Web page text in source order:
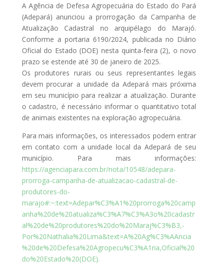
A Agência de Defesa Agropecuária do Estado do Pará
(Adepará) anunciou a prorrogação da Campanha de
Atualização Cadastral no arquipélago do Marajó.
Conforme a portaria 6190/2024, publicada no Diário
Oficial do Estado (DOE) nesta quinta-feira (2), o novo
prazo se estende até 30 de janeiro de 2025.
Os produtores rurais ou seus representantes legais
devem procurar a unidade da Adepará mais próxima
em seu município para realizar a atualização. Durante
o cadastro, é necessário informar o quantitativo total
de animais existentes na exploração agropecuária.
Para mais informações, os interessados podem entrar
em contato com a unidade local da Adepará de seu
município. Para mais informações:
https://agenciapara.com.br/nota/10548/adepara-
prorroga-campanha-de-atualizacao-cadastral-de-
produtores-do-
marajo#:~:text=Adepar%C3%A1%20prorroga%20camp
anha%20de%20atualiza%C3%A7%C3%A3o%20cadastr
al%20de%20produtores%20do%20Maraj%C3%B3,-
Por%20Nathalia%20Lima&text=A%20Ag%C3%AAncia
%20de%20Defesa%20Agropecu%C3%A1ria,Oficial%20
do%20Estado%20(DOE).